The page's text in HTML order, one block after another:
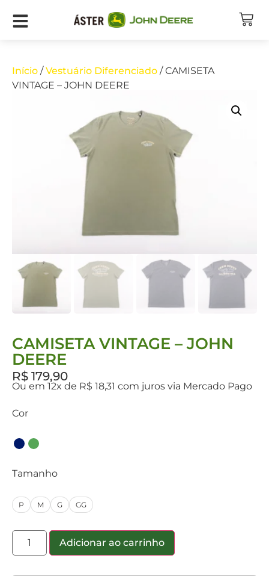
Início /Vestuário Diferenciado / CAMISETA
VINTAGE – JOHN DEERE
CAMISETA VINTAGE – JOHN
DEERE
R$ 179,90
Ou em 12x de R$ 18,31 com juros via Mercado Pago
Cor
Tamanho
P M G GG
Adicionar ao carrinho